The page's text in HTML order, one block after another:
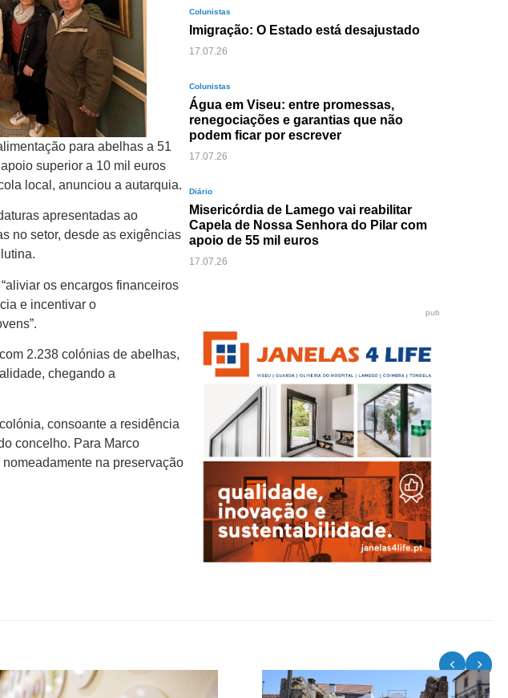
para abelhas a 51
superior a 10 mil euros
local, anunciou a autarquia.
apresentadas ao
no setor, desde as exigências
os encargos financeiros
e incentivar o
2.238 colónias de abelhas,
chegando a
consoante a residência
concelho. Para Marco
na preservação
Colunistas
Imigração: O Estado está desajustado
17.07.26
Colunistas
Água em Viseu: entre promessas,
renegociações e garantias que não
podem ficar por escrever
17.07.26
Diário
Misericórdia de Lamego vai reabilitar
Capela de Nossa Senhora do Pilar com
apoio de 55 mil euros
17.07.26
pub